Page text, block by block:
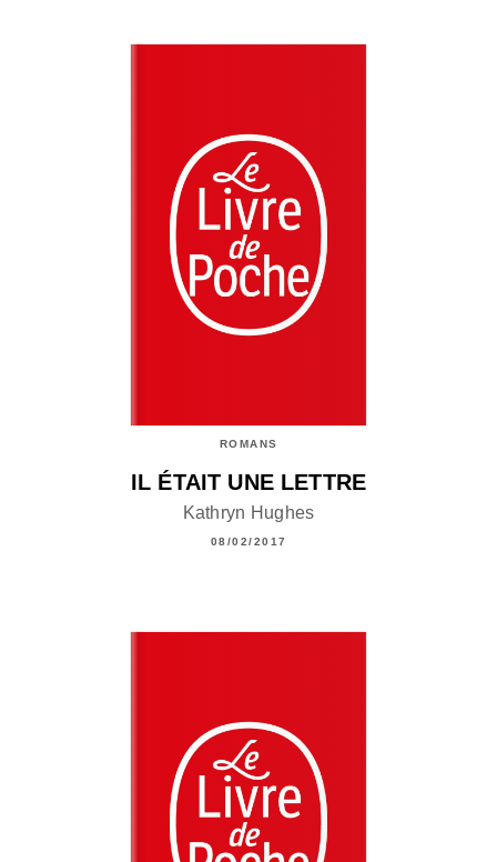
ROMANS
IL ÉTAIT UNE LETTRE
Kathryn Hughes
08/02/2017